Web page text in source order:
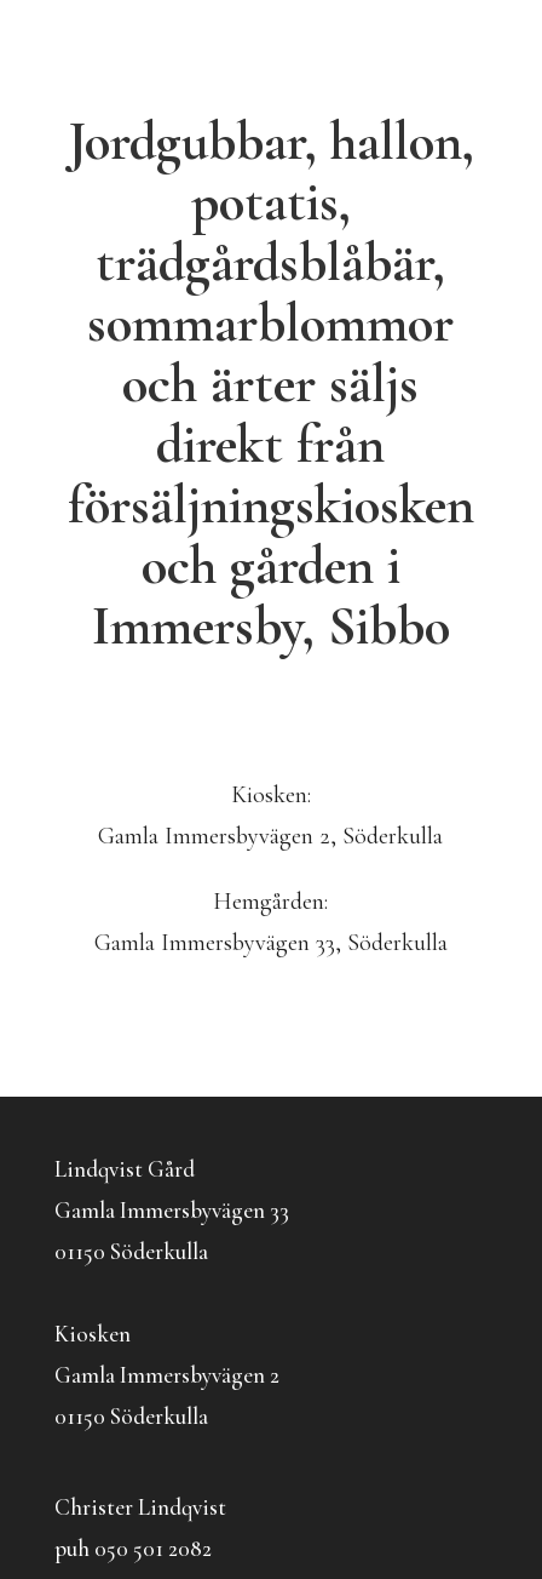
Jordgubbar, hallon,
potatis,
trädgårdsblåbär,
sommarblommor
och ärter säljs
direkt från
försäljningskiosken
och gården i
Immersby, Sibbo
Kiosken:
Gamla Immersbyvägen 2, Söderkulla
Hemgården:
Gamla Immersbyvägen 33, Söderkulla
Lindqvist Gård
Gamla Immersbyvägen 33
01150 Söderkulla
Kiosken
Gamla Immersbyvägen 2
01150 Söderkulla
Christer Lindqvist
puh 050 501 2082